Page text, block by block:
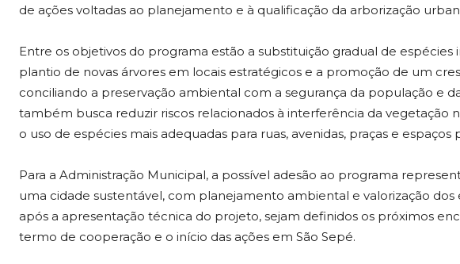
de ações voltadas ao planejamento e à qualificação da arborização
Entre os objetivos do programa estão a substituição gradual de espécies
plantio de novas árvores em locais estratégicos e a promoção de um
conciliando a preservação ambiental com a segurança da população e
também busca reduzir riscos relacionados à interferência da vegetação
o uso de espécies mais adequadas para ruas, avenidas, praças e espaços
Para a Administração Municipal, a possível adesão ao programa
uma cidade sustentável, com planejamento ambiental e valorização dos
após a apresentação técnica do projeto, sejam definidos os próximos
termo de cooperação e o início das ações em São Sepé.